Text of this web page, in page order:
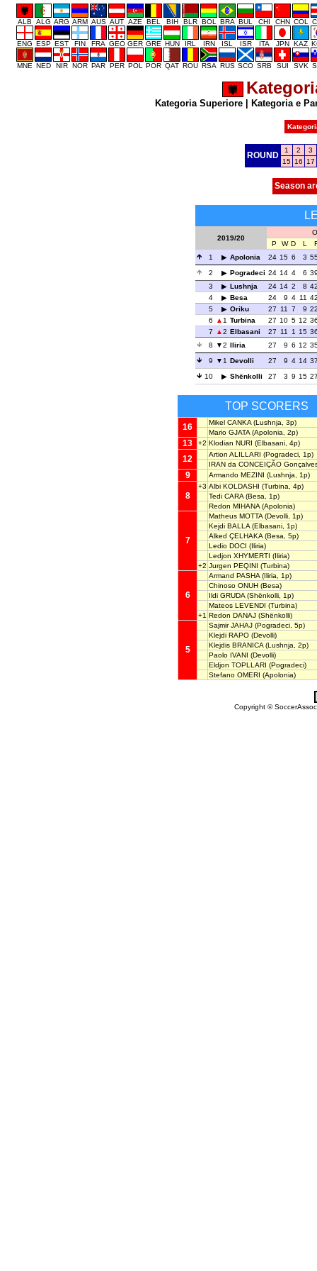
ALB ALG ARG ARM AUS AUT AZE BEL BIH BLR BOL BRA BUL CHI CHN COL
ENG ESP EST FIN FRA GEO GER GRE HUN IRL IRN ISL ISR ITA JPN KAZ
MNE NED NIR NOR PAR PER POL POR QAT ROU RSA RUS SCO SRB SUI SVK
Kategoria Superiore Kategoria e
ROUND
1 2
3
15 16 17
Season
2019/20
P
W D L
1
Apolonia 24 15 6 3
2
Pogradeci 24 14 4 6
3
Lushnja 24 14 2 8
4
Besa 24 9 4 11
5
Oriku 27 11 7 9
6
1 Turbina 27 10 5 12
7
2 Elbasani 27 11 1 15
8
2 Iliria 27 9 6 12
9
1 Devolli 27 9 4 14
10
Shënkolli 27 3 9 15
TOP SCORERS
16 Mikel CANKA (Lushnja, 3p)
Mario GJATA (Apolonia, 2p)
13 +2 Klodian NURI (Elbasani, 4p)
12 Artion ALILLARI (Pogradeci, 1p)
IRAN da CONCEIÇÃO
9 Armando MEZINI (Lushnja, 1p)
8
+3 Albi KOLDASHI (Turbina, 4p)
Tedi CARA (Besa, 1p)
Redon MIHANA (Apolonia)
7
Matheus MOTTA (Devolli, 1p)
Kejdi BALLA (Elbasani, 1p)
Alked ÇELHAKA (Besa, 5p)
Ledio DOCI (Iliria)
Ledjon XHYMERTI (Iliria)
+2 Jurgen PEQINI (Turbina)
6
Armand PASHA (Iliria, 1p)
Chinoso ONUH (Besa)
Ildi GRUDA (Shënkolli, 1p)
Mateos LEVENDI (Turbina)
+1 Redon DANAJ (Shënkolli)
5
Sajmir JAHAJ (Pogradeci, 5p)
Klejdi RAPO (Devolli)
Klejdis BRANICA (Lushnja, 2p)
Paolo IVANI (Devolli)
Eldjon TOPLLARI (Pogradeci)
Stefano OMERI (Apolonia)
Copyright ©